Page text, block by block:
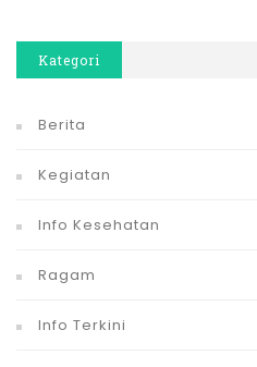
Kategori
Berita
Kegiatan
Info Kesehatan
Ragam
Info Terkini